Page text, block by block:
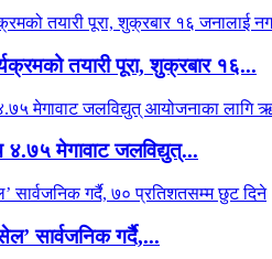
तयारी पूरा, शुक्रबार १६...
४.७५ मेगावाट जलविद्युत्...
सार्वजनिक गर्दै,...